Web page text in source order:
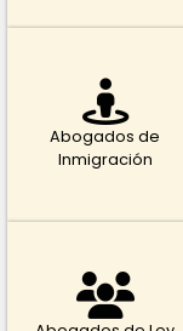
Abogados de
Inmigración